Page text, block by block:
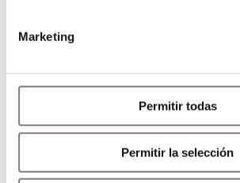
Marketing
Permitir todas
Permitir la selección